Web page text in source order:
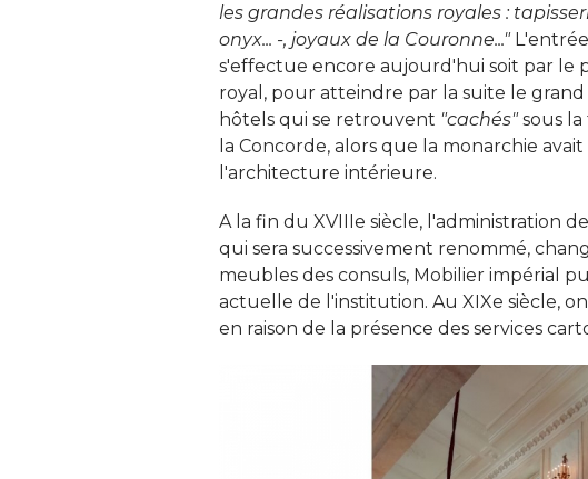
les grandes réalisations royales :
onyx... -, joyaux de la Couronne..."
s'effectue encore aujourd'hui soit par le
royal, pour atteindre par la suite le grand
hôtels qui se retrouvent "cachés"sous la
la Concorde, alors que la monarchie
l'architecture intérieure.
A la fin du XVIIIe siècle, l'administration
qui sera successivement renommé,
meubles des consuls, Mobilier impérial
actuelle de l'institution. Au XIXe siècle,
en raison de la présence des services